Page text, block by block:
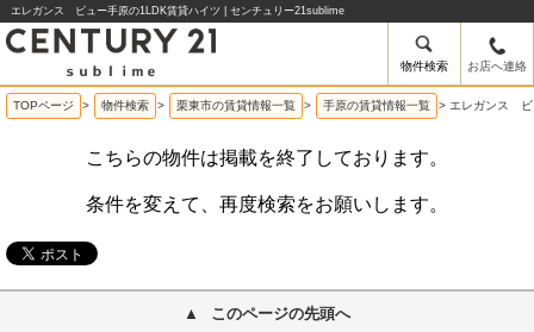
エレガンス ビュー手原の1LDK賃貸ハイツ | センチュリー21sublime
物件検索 お店へ連絡
TOPページ > 物件検索 > 栗東市の賃貸情報一覧 > 手原の賃貸情報一覧 > エレガンス ビ
こちらの物件は掲載を終了しております。
条件を変えて、再度検索をお願いします。
このページの先頭へ